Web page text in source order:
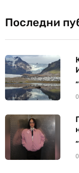
Последни